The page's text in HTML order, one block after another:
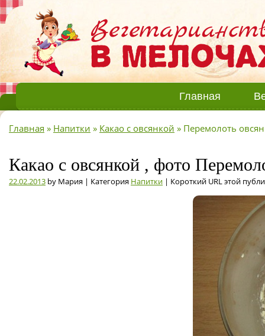
Главная
Главная » Напитки » Какао с овсянкой » Перемолоть
Какао с овсянкой , фото
22.02.2013 by Мария | Категория Напитки | Короткий URL этой